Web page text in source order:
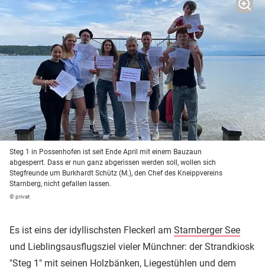
Steg 1 in Possenhofen ist seit Ende April mit einem Bauzaun
abgesperrt. Dass er nun ganz abgerissen werden soll, wollen sich
Stegfreunde um Burkhardt Schütz (M.), den Chef des Kneippvereins
Starnberg, nicht gefallen lassen.
© privat
Es ist eins der idyllischsten Fleckerl am Starnberger See
und Lieblingsausflugsziel vieler Münchner: der Strandkiosk
"Steg 1" mit seinen Holzbänken, Liegestühlen und dem